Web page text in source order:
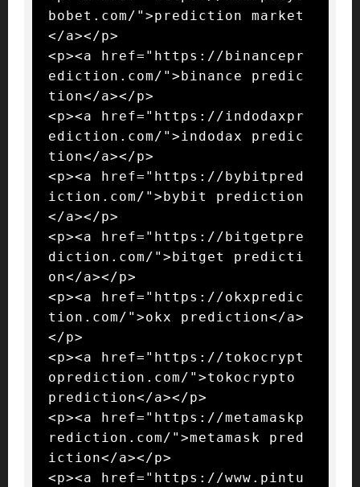
bobet.com/">prediction market
</a></p>
<p><a href="https://binancepr
ediction.com/">binance predic
tion</a></p>
<p><a href="https://indodaxpr
ediction.com/">indodax predic
tion</a></p>
<p><a href="https://bybitpred
iction.com/">bybit prediction
</a></p>
<p><a href="https://bitgetpre
diction.com/">bitget predicti
on</a></p>
<p><a href="https://okxpredic
tion.com/">okx prediction</a>
</p>
<p><a href="https://tokocrypt
oprediction.com/">tokocrypto
prediction</a></p>
<p><a href="https://metamaskp
rediction.com/">metamask pred
iction</a></p>
<p><a href="https://www.pintu